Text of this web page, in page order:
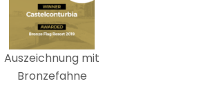
Auszeichnung mit
Bronzefahne